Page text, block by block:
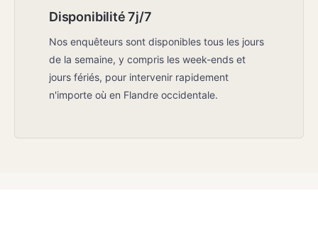
Disponibilité 7j/7
Nos enquêteurs sont disponibles tous les jours
de la semaine, y compris les week-ends et
jours fériés, pour intervenir rapidement
n'importe où en Flandre occidentale.